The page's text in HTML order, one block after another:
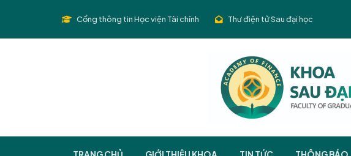
Cổng thông tin Học viện Tài chính Thư điện tử Sau đại học